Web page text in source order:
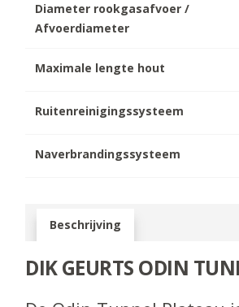
Diameter rookgasafvoer /
Afvoerdiameter
Maximale lengte hout
Ruitenreinigingssysteem
Naverbrandingssysteem
Beschrijving
DIK GEURTS ODIN